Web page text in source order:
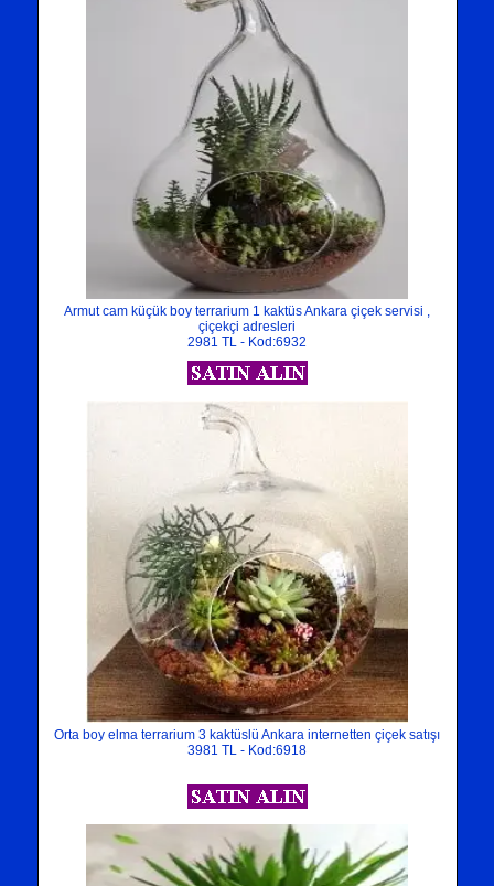
Armut cam küçük boy terrarium 1 kaktüs Ankara çiçek servisi ,
çiçekçi adresleri
2981 TL - Kod:6932
Orta boy elma terrarium 3 kaktüslü Ankara internetten çiçek satışı
3981 TL - Kod:6918